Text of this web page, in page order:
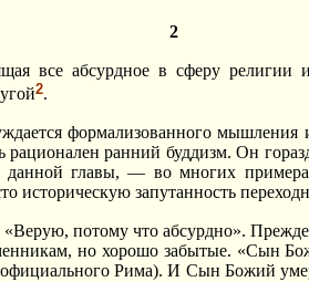
2
все абсурдное в сферу
2.
формализованного мышления
рационален ранний буддизм. Он
главы, — во многих
историческую запутанность
потому что абсурдно».
но хорошо забытые. «Сын
официального Рима).И Сын Божий